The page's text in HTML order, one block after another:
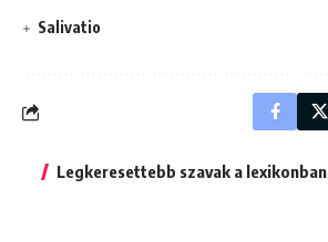
Salivatio
Legkeresettebb szavak a lexikonban